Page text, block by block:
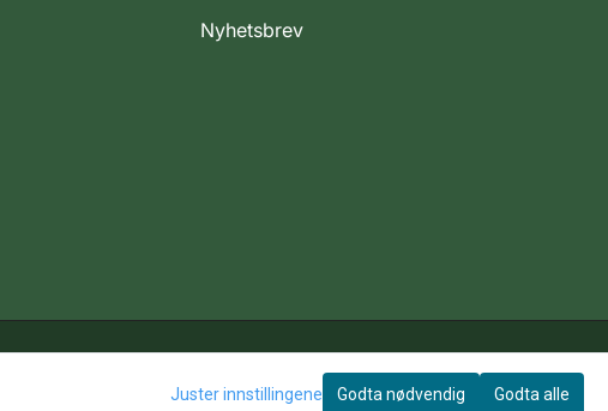
Nyhetsbrev
© 2026 Rotate AS Org Nr. 912 004 899
Juster innstillingene Godta nødvendig Godta alle